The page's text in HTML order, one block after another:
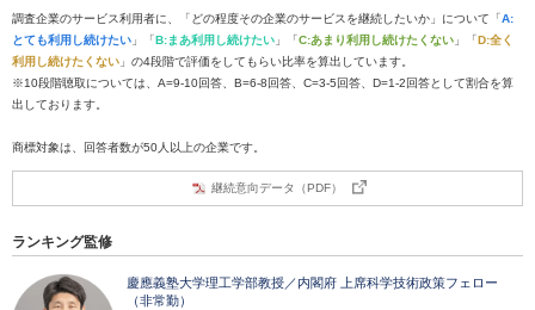
調査企業のサービス利用者に、「どの程度その企業のサービスを継続したいか」について「A:
とても利用し続けたい 」「B:まあ利用し続けたい 」「C:あまり利用し続けたくない 」「D:全く
利用し続けたくない 」の4段階で評価をしてもらい比率を算出しています。
※10段階聴取については、A=9-10回答、B=6-8回答、C=3-5回答、D=1-2回答として割合を算
出しております。
商標対象は、回答者数が50人以上の企業です。
継続意向データ（PDF）
ランキング監修
慶應義塾大学理工学部教授／内閣府 上席科学技術政策フェロー
（非常勤）